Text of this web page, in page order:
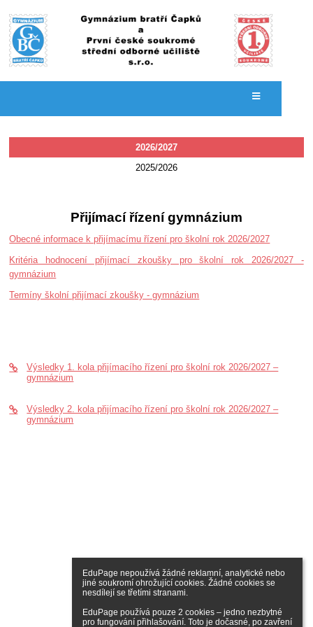
EduPage nepoužívá žádné reklamní, analytické nebo
jiné soukromí ohrožující cookies. Žádné cookies se
nesdílejí se třetími stranami.
EduPage používá pouze 2 cookies – jedno nezbytné
pro fungování přihlašování. Toto je dočasné, po zavření
2026/2027
2025/2026
Přijímací řízení gymnázium
Obecné informace k přijímacímu řízení pro školní rok 2026/2027
Kritéria hodnocení přijímací zkoušky pro školní rok 2026/2027 -
gymnázium
Termíny školní přijímací zkoušky - gymnázium
Výsledky 1. kola přijímacího řízení pro školní rok 2026/2027 –
gymnázium
Výsledky 2. kola přijímacího řízení pro školní rok 2026/2027 –
gymnázium